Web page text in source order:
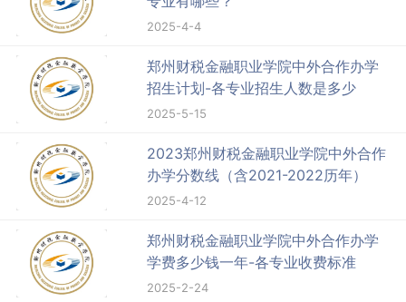
2025-4-4
郑州财税金融职业学院中外合作办学
招生计划-各专业招生人数是多少
2025-5-15
2023郑州财税金融职业学院中外合作
办学分数线（含2021-2022历年）
2025-4-12
郑州财税金融职业学院中外合作办学
学费多少钱一年-各专业收费标准
2025-2-24